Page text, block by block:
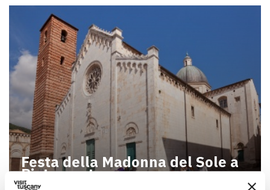
Festa della Madonna del Sole a
Pietrasanta